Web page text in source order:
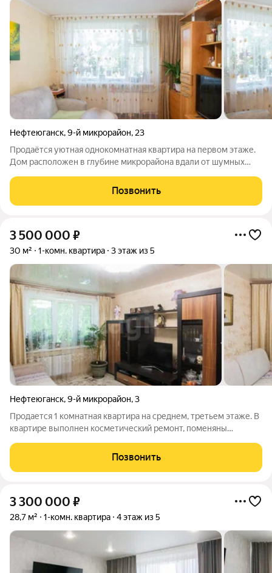
Нефтеюганск,9-й микрорайон, 23
Продаётся уютная однокомнатная квартира на первом этаже.
Дом расположен в глубине микрорайона вдали от шумных
школа, детский сад, остановки автобусов и все необходимые
сетевые магазины. В
Позвонить
3 500 000 ₽
30 м² 1-комн. квартира 3 этаж из 5
Нефтеюганск,9-й микрорайон,3
Продается 1 комнатная квартира на среднем, третьем этаже. В
квартире выполнен косметический ремонт, поменяны
внутри двора, что решает вопрос с шумом от дорог. В пешем
доступе находится ТЦ
Позвонить
3 300 000 ₽
28,7 м² 1-комн. квартира 4 этаж из 5